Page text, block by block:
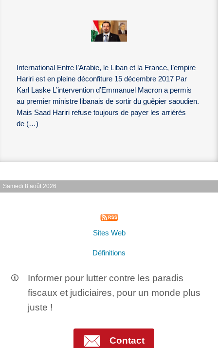
International Entre l’Arabie, le Liban et la France, l’empire
Hariri est en pleine déconfiture 15 décembre 2017 Par
Karl Laske L’intervention d’Emmanuel Macron a permis
au premier ministre libanais de sortir du guêpier saoudien.
Mais Saad Hariri refuse toujours de payer les arriérés
de (…)
Samedi 8 août 2026
Sites Web
Définitions
Informer pour lutter contre les paradis
fiscaux et judiciaires, pour un monde plus
juste !
Contact